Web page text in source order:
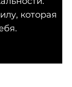
которая